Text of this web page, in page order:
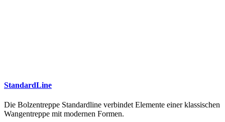
StandardLine
Die Bolzentreppe Standardline verbindet Elemente einer klassischen
Wangentreppe mit modernen Formen.